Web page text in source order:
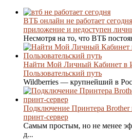
ВТБ онлайн не работает
приложение и недоступен
Несмотря на то, что ВТБ
Найти Мой Личный Кабинет в
Пользовательский путь
Wildberries — крупнейший в
Подключение Принтера
принт-сервер
Самым простым, но не менее
д...